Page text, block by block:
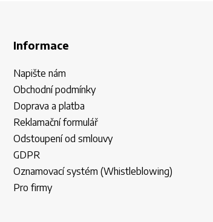
Informace
Napište nám
Obchodní podmínky
Doprava a platba
Reklamační formulář
Odstoupení od smlouvy
GDPR
Oznamovací systém (Whistleblowing)
Pro firmy